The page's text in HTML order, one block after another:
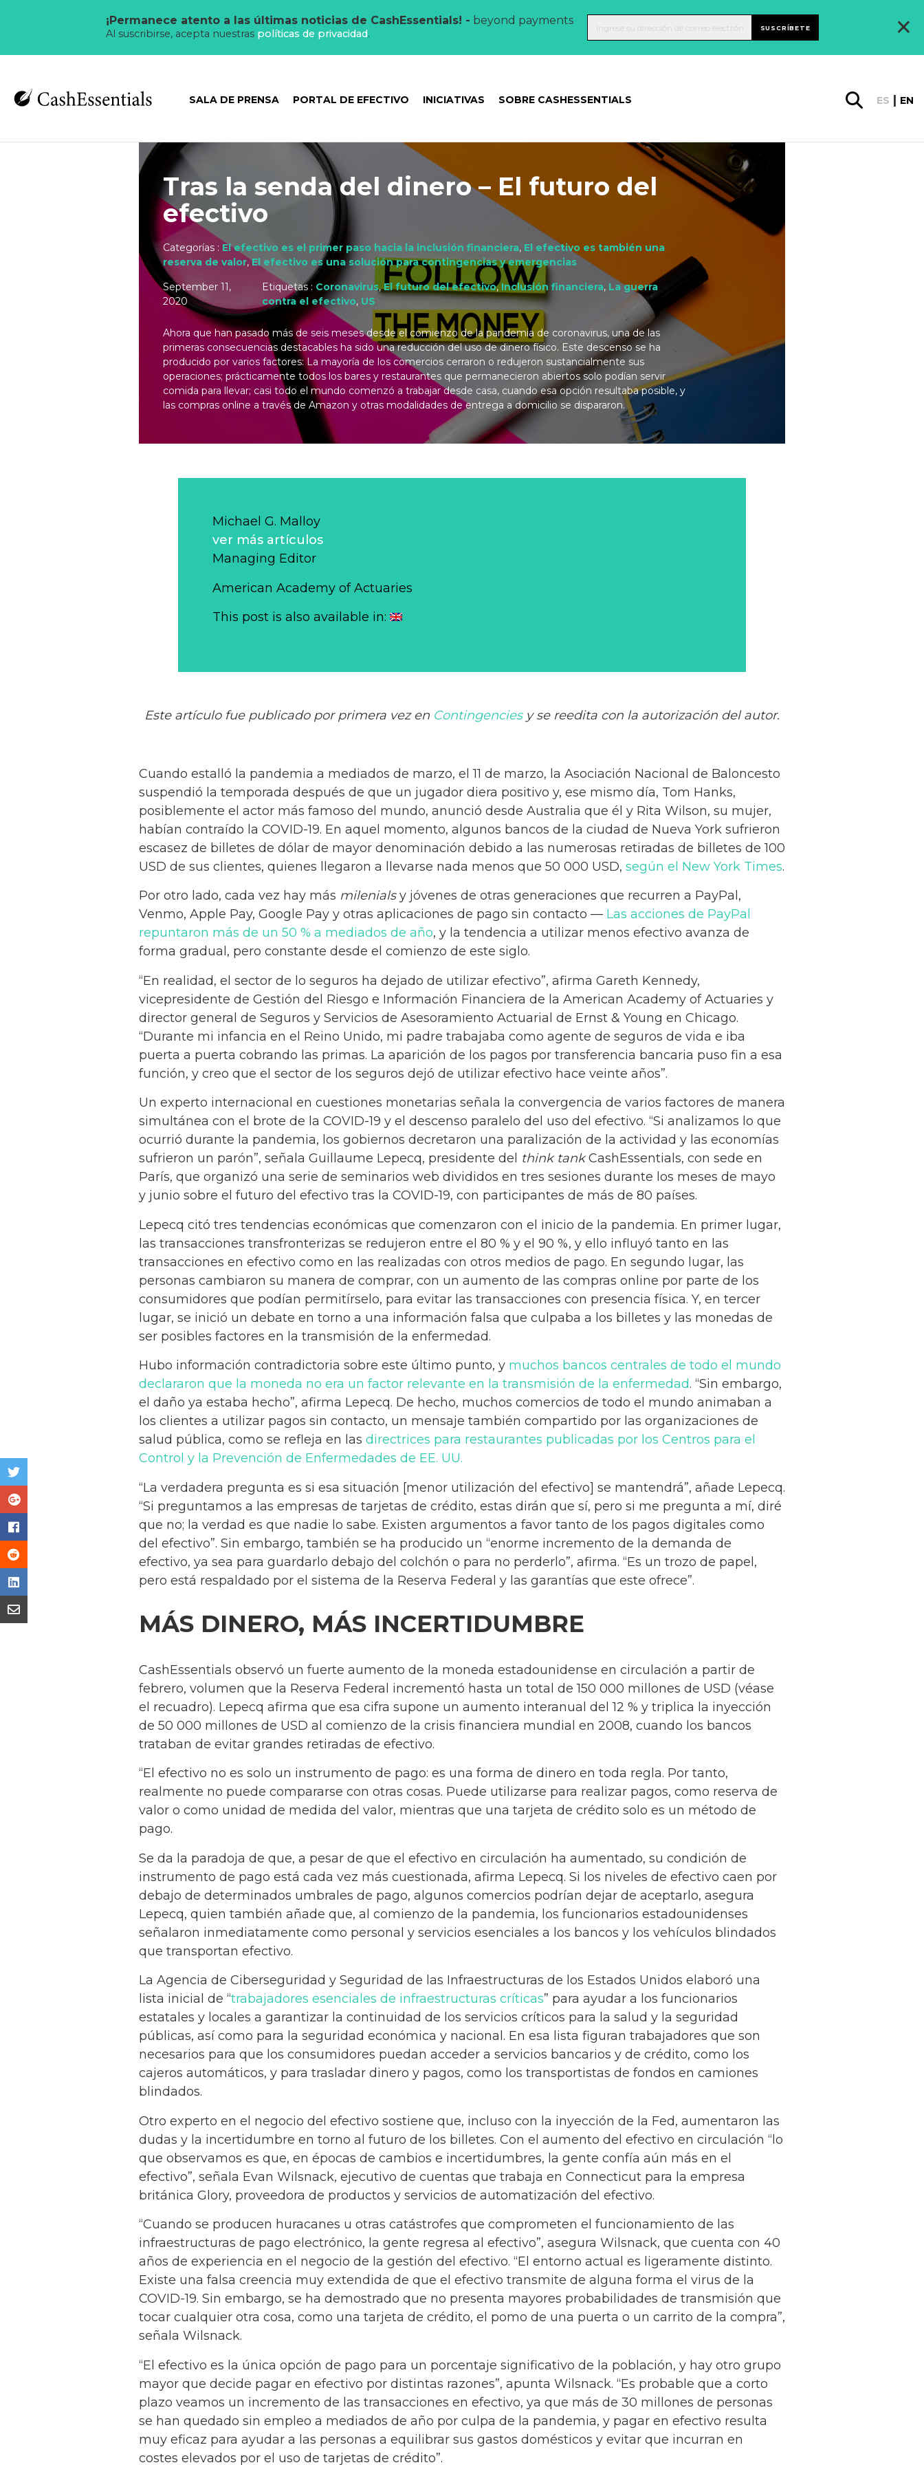
¡Permanece atento a las últimas noticias de CashEssentials! - beyond payments
Al suscribirse, acepta nuestras políticas de privacidad. SUSCRÍBETE ×
SALA DE PRENSA PORTAL DE EFECTIVO INICIATIVAS SOBRE CASHESSENTIALS ES EN
Tras la senda del dinero – El futuro del
efectivo
Categorías : El efectivo es el primer paso hacia la inclusión financiera, El efectivo es también una
reserva de valor,El efectivo es una solución para contingencias y emergencias
September 11,
2020
Etiquetas : Coronavirus,El futuro del efectivo,Inclusión financiera, La guerra
contra el efectivo, US
Ahora que han pasado más de seis meses desde el comienzo de la pandemia de coronavirus, una de las
primeras consecuencias destacables ha sido una reducción del uso de dinero físico. Este descenso se ha
producido por varios factores: La mayoría de los comercios cerraron o redujeron sustancialmente sus
operaciones; prácticamente todos los bares y restaurantes que permanecieron abiertos solo podían servir
comida para llevar; casi todo el mundo comenzó a trabajar desde casa, cuando esa opción resultaba posible, y
las compras online a través de Amazon y otras modalidades de entrega a domicilio se dispararon.
Michael G. Malloy
ver más artículos
Managing Editor
American Academy of Actuaries
This post is also available in:
Este artículo fue publicado por primera vez en Contingenciesy se reedita con la autorización del autor.
Cuando estalló la pandemia a mediados de marzo, el 11 de marzo, la Asociación Nacional de Baloncesto
suspendió la temporada después de que un jugador diera positivo y, ese mismo día, Tom Hanks,
posiblemente el actor más famoso del mundo, anunció desde Australia que él y Rita Wilson, su mujer,
habían contraído la COVID-19. En aquel momento, algunos bancos de la ciudad de Nueva York sufrieron
escasez de billetes de dólar de mayor denominación debido a las numerosas retiradas de billetes de 100
USD de sus clientes, quienes llegaron a llevarse nada menos que 50 000 USD, según el New York Times.
Por otro lado, cada vez hay más milenialsy jóvenes de otras generaciones que recurren a PayPal,
Venmo, Apple Pay, Google Pay y otras aplicaciones de pago sin contacto — Las acciones de PayPal
repuntaron más de un 50 % a mediados de año, y la tendencia a utilizar menos efectivo avanza de
forma gradual, pero constante desde el comienzo de este siglo.
“En realidad, el sector de lo seguros ha dejado de utilizar efectivo”, afirma Gareth Kennedy,
vicepresidente de Gestión del Riesgo e Información Financiera de la American Academy of Actuaries y
director general de Seguros y Servicios de Asesoramiento Actuarial de Ernst & Young en Chicago.
“Durante mi infancia en el Reino Unido, mi padre trabajaba como agente de seguros de vida e iba
puerta a puerta cobrando las primas. La aparición de los pagos por transferencia bancaria puso fin a esa
función, y creo que el sector de los seguros dejó de utilizar efectivo hace veinte años”.
Un experto internacional en cuestiones monetarias señala la convergencia de varios factores de manera
simultánea con el brote de la COVID-19 y el descenso paralelo del uso del efectivo. “Si analizamos lo que
ocurrió durante la pandemia, los gobiernos decretaron una paralización de la actividad y las economías
sufrieron un parón”, señala Guillaume Lepecq, presidente del think tankCashEssentials, con sede en
París, que organizó una serie de seminarios web divididos en tres sesiones durante los meses de mayo
y junio sobre el futuro del efectivo tras la COVID-19, con participantes de más de 80 países.
Lepecq citó tres tendencias económicas que comenzaron con el inicio de la pandemia. En primer lugar,
las transacciones transfronterizas se redujeron entre el 80 % y el 90 %, y ello influyó tanto en las
transacciones en efectivo como en las realizadas con otros medios de pago. En segundo lugar, las
personas cambiaron su manera de comprar, con un aumento de las compras online por parte de los
consumidores que podían permitírselo, para evitar las transacciones con presencia física. Y, en tercer
lugar, se inició un debate en torno a una información falsa que culpaba a los billetes y las monedas de
ser posibles factores en la transmisión de la enfermedad.
Hubo información contradictoria sobre este último punto, y muchos bancos centrales de todo el mundo
declararon que la moneda no era un factor relevante en la transmisión de la enfermedad. “Sin embargo,
el daño ya estaba hecho”, afirma Lepecq. De hecho, muchos comercios de todo el mundo animaban a
los clientes a utilizar pagos sin contacto, un mensaje también compartido por las organizaciones de
salud pública, como se refleja en las directrices para restaurantes publicadas por los Centros para el
Control y la Prevención de Enfermedades de EE. UU.
“La verdadera pregunta es si esa situación [menor utilización del efectivo] se mantendrá”, añade Lepecq.
“Si preguntamos a las empresas de tarjetas de crédito, estas dirán que sí, pero si me pregunta a mí, diré
que no; la verdad es que nadie lo sabe. Existen argumentos a favor tanto de los pagos digitales como
del efectivo”. Sin embargo, también se ha producido un “enorme incremento de la demanda de
efectivo, ya sea para guardarlo debajo del colchón o para no perderlo”, afirma. “Es un trozo de papel,
pero está respaldado por el sistema de la Reserva Federal y las garantías que este ofrece”.
MÁS DINERO, MÁS INCERTIDUMBRE
CashEssentials observó un fuerte aumento de la moneda estadounidense en circulación a partir de
febrero, volumen que la Reserva Federal incrementó hasta un total de 150 000 millones de USD (véase
el recuadro). Lepecq afirma que esa cifra supone un aumento interanual del 12 % y triplica la inyección
de 50 000 millones de USD al comienzo de la crisis financiera mundial en 2008, cuando los bancos
trataban de evitar grandes retiradas de efectivo.
“El efectivo no es solo un instrumento de pago: es una forma de dinero en toda regla. Por tanto,
realmente no puede compararse con otras cosas. Puede utilizarse para realizar pagos, como reserva de
valor o como unidad de medida del valor, mientras que una tarjeta de crédito solo es un método de
pago.
Se da la paradoja de que, a pesar de que el efectivo en circulación ha aumentado, su condición de
instrumento de pago está cada vez más cuestionada, afirma Lepecq. Si los niveles de efectivo caen por
debajo de determinados umbrales de pago, algunos comercios podrían dejar de aceptarlo, asegura
Lepecq, quien también añade que, al comienzo de la pandemia, los funcionarios estadounidenses
señalaron inmediatamente como personal y servicios esenciales a los bancos y los vehículos blindados
que transportan efectivo.
La Agencia de Ciberseguridad y Seguridad de las Infraestructuras de los Estados Unidos elaboró una
lista inicial de “trabajadores esenciales de infraestructuras críticas” para ayudar a los funcionarios
estatales y locales a garantizar la continuidad de los servicios críticos para la salud y la seguridad
públicas, así como para la seguridad económica y nacional. En esa lista figuran trabajadores que son
necesarios para que los consumidores puedan acceder a servicios bancarios y de crédito, como los
cajeros automáticos, y para trasladar dinero y pagos, como los transportistas de fondos en camiones
blindados.
Otro experto en el negocio del efectivo sostiene que, incluso con la inyección de la Fed, aumentaron las
dudas y la incertidumbre en torno al futuro de los billetes. Con el aumento del efectivo en circulación “lo
que observamos es que, en épocas de cambios e incertidumbres, la gente confía aún más en el
efectivo”, señala Evan Wilsnack, ejecutivo de cuentas que trabaja en Connecticut para la empresa
británica Glory, proveedora de productos y servicios de automatización del efectivo.
“Cuando se producen huracanes u otras catástrofes que comprometen el funcionamiento de las
infraestructuras de pago electrónico, la gente regresa al efectivo”, asegura Wilsnack, que cuenta con 40
años de experiencia en el negocio de la gestión del efectivo. “El entorno actual es ligeramente distinto.
Existe una falsa creencia muy extendida de que el efectivo transmite de alguna forma el virus de la
COVID-19. Sin embargo, se ha demostrado que no presenta mayores probabilidades de transmisión que
tocar cualquier otra cosa, como una tarjeta de crédito, el pomo de una puerta o un carrito de la compra”,
señala Wilsnack.
“El efectivo es la única opción de pago para un porcentaje significativo de la población, y hay otro grupo
mayor que decide pagar en efectivo por distintas razones”, apunta Wilsnack. “Es probable que a corto
plazo veamos un incremento de las transacciones en efectivo, ya que más de 30 millones de personas
se han quedado sin empleo a mediados de año por culpa de la pandemia, y pagar en efectivo resulta
muy eficaz para ayudar a las personas a equilibrar sus gastos domésticos y evitar que incurran en
costes elevados por el uso de tarjetas de crédito”.